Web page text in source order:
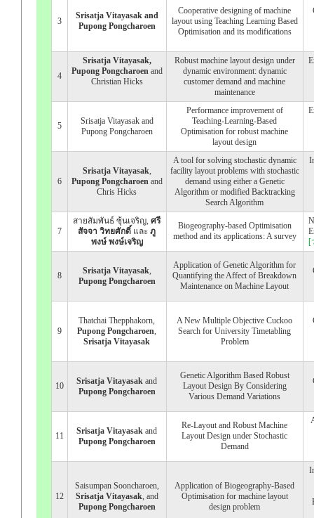
3
Srisatja Vitayasak and
Pupong Pongcharoen
Cooperative designing of machine
layout using Teaching Learning Based
Optimisation and its modifications
4
Srisatja Vitayasak,
Pupong Pongcharoen and
Christian Hicks
Robust machine layout design under
dynamic environment: dynamic
customer demand and machine
maintenance
5
Srisatja Vitayasak and
Pupong Pongcharoen
Performance improvement of
Teaching-Learning-Based
Optimisation for robust machine
layout design
6
Srisatja Vitayasak
Pupong Pongcharoen and
Chris Hicks
A tool for solving stochastic dynamic
facility layout problems with stochastic
demand using either a Genetic
Algorithm or modified Backtracking
Search Algorithm
7
สายสัมพันธ์ ซุ้นเจริญ, ศรี
สัจจา วิทยศักดิ์ และ ภู
พงษ์ พงษ์เจริญ
Biogeography-based Optimisation
method and its applications: A survey
[
8 Srisatja Vitayasak
Pupong Pongcharoen
Application of Genetic Algorithm for
Quantifying the Affect of Breakdown
Maintenance on Machine Layout
9
Thatchai Thepphakorn,
Pupong Pongcharoen
Srisatja Vitayasak
A New Multiple Objective Cuckoo
Search for University Timetabling
Problem
10 Srisatja Vitayasak and
Pupong Pongcharoen
Genetic Algorithm Based Robust
Layout Design By Considering
Various Demand Variations
11 Srisatja Vitayasak and
Pupong Pongcharoen
Re-Layout and Robust Machine
Layout Design under Stochastic
Demand
12
Saisumpan Sooncharoen,
Srisatja Vitayasak , and
Pupong Pongcharoen
Application of Biogeography-Based
Optimisation for machine layout
design problem